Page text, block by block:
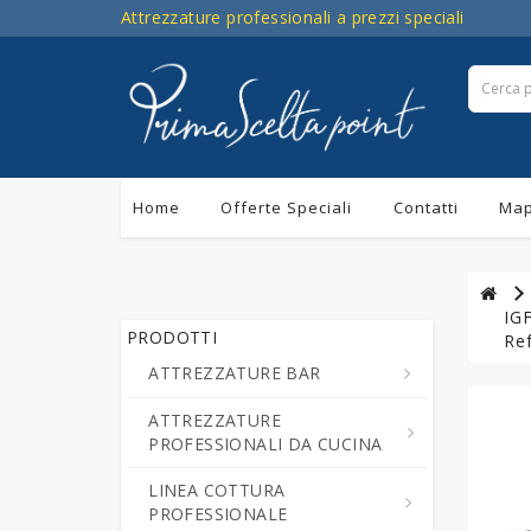
Attrezzature professionali a prezzi speciali
Home Offerte Speciali Contatti
PRODOTTI
ATTREZZATURE BAR
Centrifughe ed Estrattori a
Freddo di Succo di Frutta e
Cioccolatiere - Erogatori di
ATTREZZATURE
PROFESSIONALI DA CUCINA
Cutter da Cucina
Professionali
LINEA COTTURA
PROFESSIONALE